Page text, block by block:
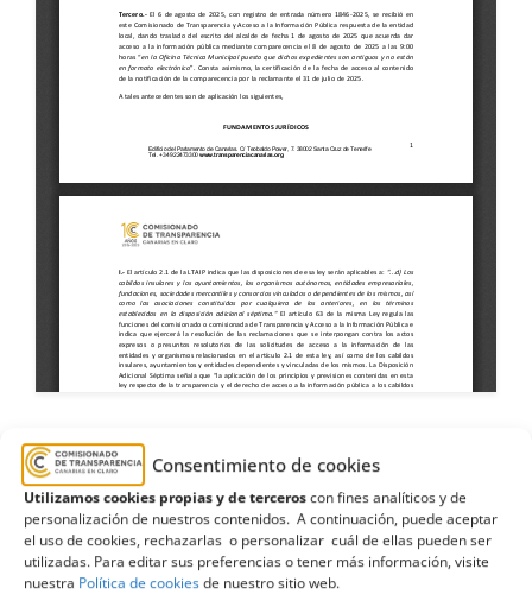
Consentimiento de cookies
Utilizamos cookies propias y de terceroscon fines analíticos y de
personalización de nuestros contenidos. A continuación, puede aceptar
el uso de cookies, rechazarlas o personalizar cuál de ellas pueden ser
utilizadas. Para editar sus preferencias o tener más información, visite
nuestra Política de cookiesde nuestro sitio web.
Ayuntamiento de Santa Úrsula
formal,expediente,finca,propiedad,Reibcorp
Canarias,Terminación